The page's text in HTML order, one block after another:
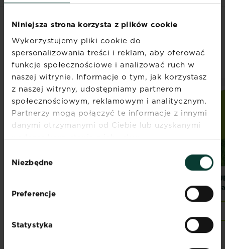
Niniejsza strona korzysta z plików cookie
Wykorzystujemy pliki cookie do
spersonalizowania treści i reklam, aby oferować
funkcje społecznościowe i analizować ruch w
naszej witrynie. Informacje o tym, jak korzystasz
z naszej witryny, udostępniamy partnerom
społecznościowym, reklamowym i analitycznym.
Partnerzy mogą połączyć te informacje z innymi
danymi otrzymanymi od Ciebie lub uzyskanymi
podczas korzystania z ich usług.
zgody
Niezbędne
Preferencje
Statystyka
POWIĄZANE
PRODUKTY